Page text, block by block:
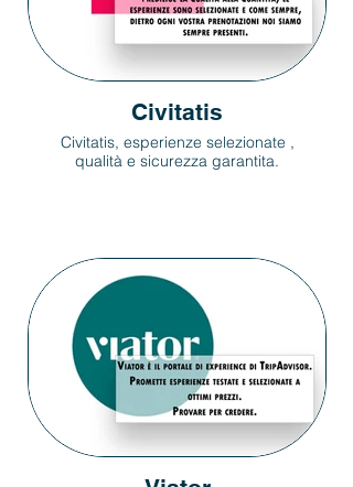
Civitatis
Civitatis, esperienze selezionate ,
qualità e sicurezza garantita.